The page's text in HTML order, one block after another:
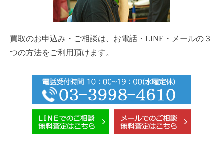
買取のお申込み・ご相談は、お電話・LINE・メールの３
つの方法をご利用頂けます。